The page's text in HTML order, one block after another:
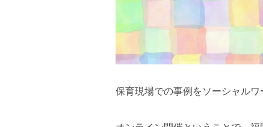
保育現場での事例をソーシャルワ